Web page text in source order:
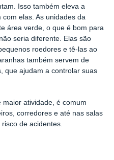
Isso também eleva a
elas. As unidades da
área verde, o que é bom para
seria diferente. Elas são
roedores e tê-las ao
também servem de
que ajudam a controlar suas
atividade, é comum
corredores e até nas salas
de acidentes.